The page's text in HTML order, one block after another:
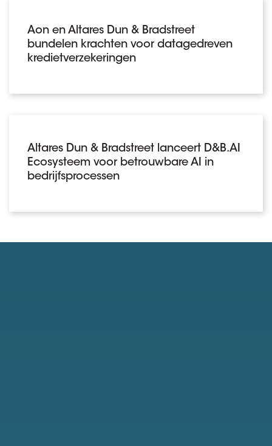
Aon en Altares Dun & Bradstreet
bundelen krachten voor datagedreven
kredietverzekeringen
Altares Dun & Bradstreet lanceert D&B.AI
Ecosysteem voor betrouwbare AI in
bedrijfsprocessen